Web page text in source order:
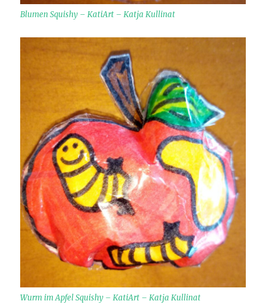
Blumen Squishy – KatiArt – Katja Kullinat
Wurm im Apfel Squishy – KatiArt – Katja Kullinat